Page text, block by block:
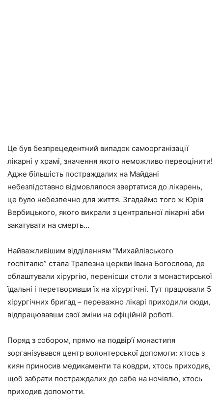
Це був безпрецедентний випадок самоорганізації
лікарні у храмі, значення якого неможливо переоцінити!
Адже більшість постраждалих на Майдані
небезпідставно відмовлялося звертатися до лікарень,
це було небезпечно для життя. Згадаймо того ж Юрія
Вербицького, якого викрали з центральної лікарні аби
закатувати на смерть…
Найважливішим відділенням “Михайлівського
госпіталю” стала Трапезна церкви Івана Богослова, де
облаштували хірургію, перенісши столи з монастирської
їдальні і перетворивши їх на хірургічні. Тут працювали 5
хірургічних бригад – переважно лікарі приходили сюди,
відпрацювавши свої зміни на офіційній роботі.
Поряд з собором, прямо на подвір’ї монастипя
зорганізувався центр волонтерської допомоги: хтось з
киян приносив медикаменти та ковдри, хтось приходив,
щоб забрати постраждалих до себе на ночівлю, хтось
приходив допомогти.